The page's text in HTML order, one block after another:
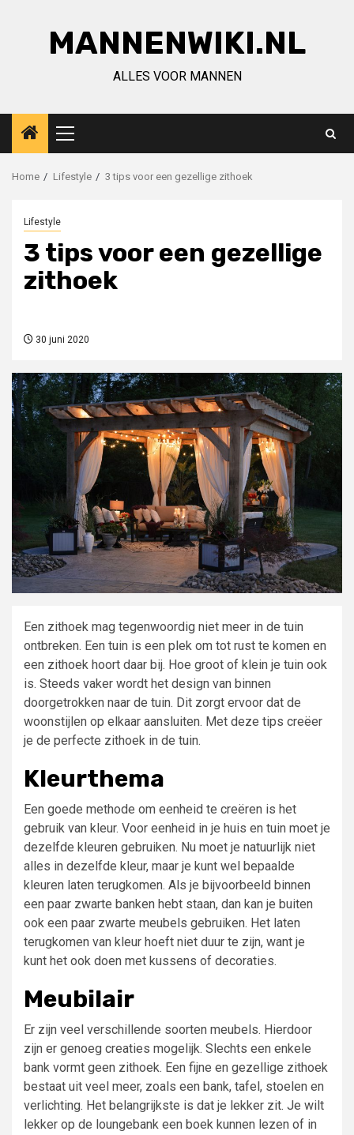
MANNENWIKI.NL
ALLES VOOR MANNEN
Primair
menu
Home Lifestyle 3 tips voor een gezellige zithoek
Lifestyle
3 tips voor een gezellige
zithoek
30 juni 2020
Een zithoek mag tegenwoordig niet meer in de tuin
ontbreken. Een tuin is een plek om tot rust te komen en
een zithoek hoort daar bij. Hoe groot of klein je tuin ook
is. Steeds vaker wordt het design van binnen
doorgetrokken naar de tuin. Dit zorgt ervoor dat de
woonstijlen op elkaar aansluiten. Met deze tips creëer
je de perfecte zithoek in de tuin.
Kleurthema
Een goede methode om eenheid te creëren is het
gebruik van kleur. Voor eenheid in je huis en tuin moet je
dezelfde kleuren gebruiken. Nu moet je natuurlijk niet
alles in dezelfde kleur, maar je kunt wel bepaalde
kleuren laten terugkomen. Als je bijvoorbeeld binnen
een paar zwarte banken hebt staan, dan kan je buiten
ook een paar zwarte meubels gebruiken. Het laten
terugkomen van kleur hoeft niet duur te zijn, want je
kunt het ook doen met kussens of decoraties.
Meubilair
Er zijn veel verschillende soorten meubels. Hierdoor
zijn er genoeg creaties mogelijk. Slechts een enkele
bank vormt geen zithoek. Een fijne en gezellige zithoek
bestaat uit veel meer, zoals een bank, tafel, stoelen en
verlichting. Het belangrijkste is dat je lekker zit. Je wilt
lekker op de loungebank een boek kunnen lezen of in